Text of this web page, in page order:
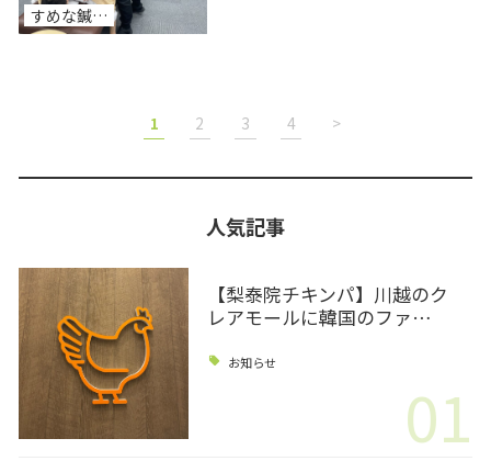
すめな鍼…
1 2 3 4 >
人気記事
【梨泰院チキンパ】川越のク
レアモールに韓国のファ…
お知らせ
01